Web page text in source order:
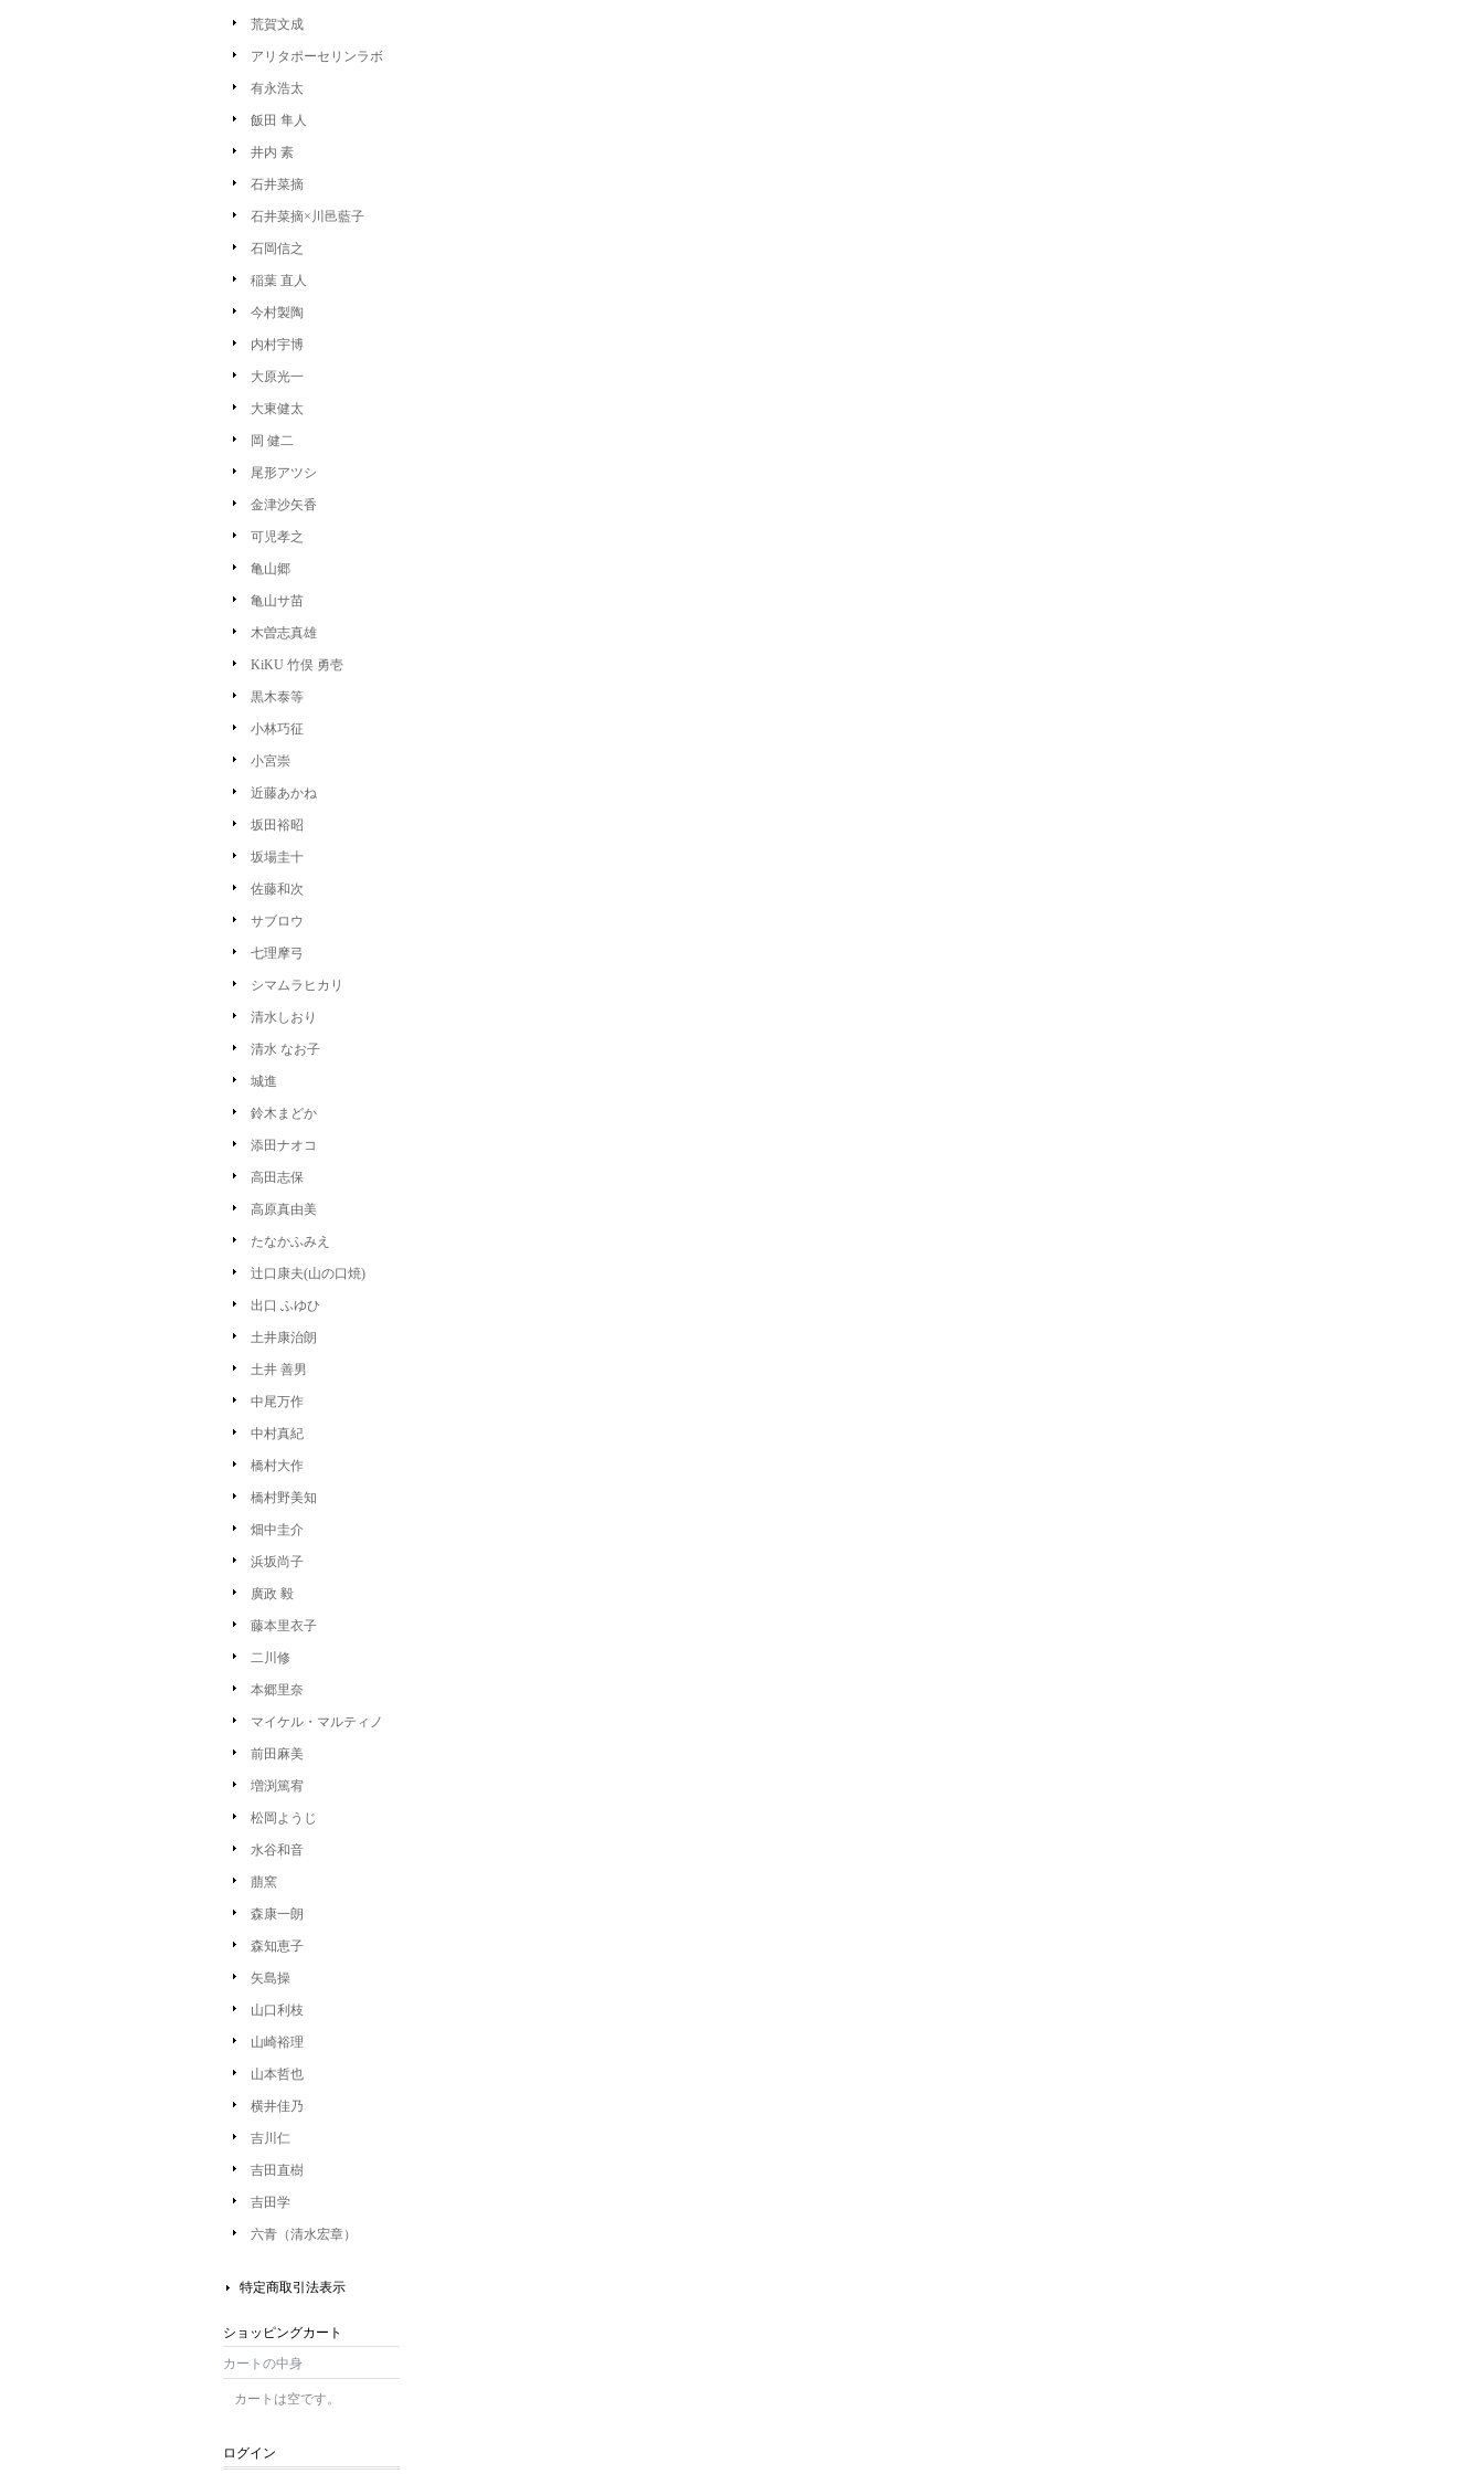
荒賀文成
アリタポーセリンラボ
有永浩太
飯田 隼人
井内 素
石井菜摘
石井菜摘×川邑藍子
石岡信之
稲葉 直人
今村製陶
内村宇博
大原光一
大東健太
岡 健二
尾形アツシ
金津沙矢香
可児孝之
亀山郷
亀山サ苗
木曽志真雄
KiKU 竹俣 勇壱
黒木泰等
小林巧征
小宮崇
近藤あかね
坂田裕昭
坂場圭十
佐藤和次
サブロウ
七理摩弓
シマムラヒカリ
清水しおり
清水 なお子
城進
鈴木まどか
添田ナオコ
高田志保
高原真由美
たなかふみえ
辻口康夫(山の口焼)
出口 ふゆひ
土井康治朗
土井 善男
中尾万作
中村真紀
橋村大作
橋村野美知
畑中圭介
浜坂尚子
廣政 毅
藤本里衣子
二川修
本郷里奈
マイケル・マルティノ
前田麻美
増渕篤宥
松岡ようじ
水谷和音
萠窯
森康一朗
森知恵子
矢島操
山口利枝
山崎裕理
山本哲也
横井佳乃
吉川仁
吉田直樹
吉田学
六青（清水宏章）
特定商取引法表示
ショッピングカート
カートの中身
カートは空です。
ログイン